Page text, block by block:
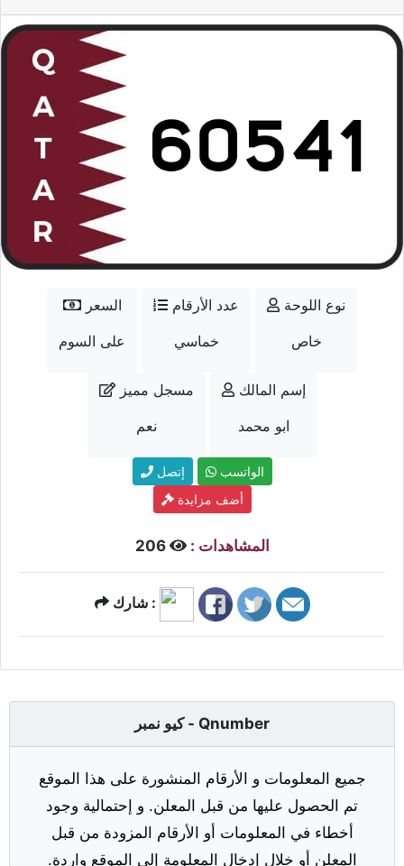
السعر
على السوم
عدد الأرقام
خماسي
نوع اللوحة
خاص
مسجل مميز
نعم
إسم المالك
ابو محمد
إتصل
الواتسب
أضف مزايدة
المشاهدات : 206
شارك :
كيو نمبر - Qnumber
جميع المعلومات و الأرقام المنشورة على هذا الموقع
تم الحصول عليها من قبل المعلن. و إحتمالية وجود
أخطاء في المعلومات أو الأرقام المزودة من قبل
المعلن أو خلال إدخال المعلومة إلى الموقع واردة.